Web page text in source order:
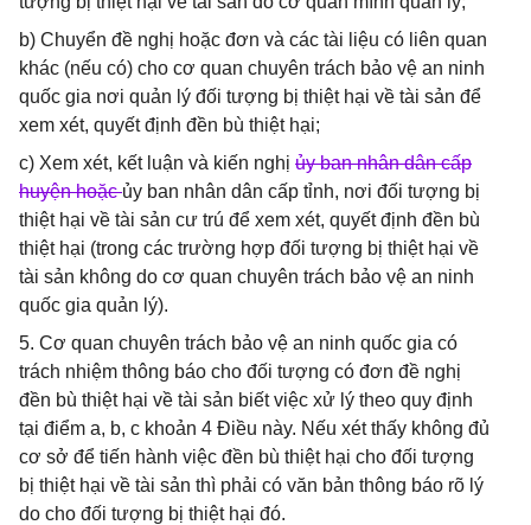
b) Chuyển đề nghị hoặc đơn và các tài liệu có liên quan
khác (nếu có) cho cơ quan chuyên trách bảo vệ an ninh
quốc gia nơi quản lý đối tượng bị thiệt hại về tài sản để
xem xét, quyết định đền bù thiệt hại;
c) Xem xét, kết luận và kiến nghị ủy ban nhân dân cấp
huyện hoặcủy ban nhân dân cấp tỉnh, nơi đối tượng bị
thiệt hại về tài sản cư trú để xem xét, quyết định đền bù
thiệt hại (trong các trường hợp đối tượng bị thiệt hại về
tài sản không do cơ quan chuyên trách bảo vệ an ninh
quốc gia quản lý).
5. Cơ quan chuyên trách bảo vệ an ninh quốc gia có
trách nhiệm thông báo cho đối tượng có đơn đề nghị
đền bù thiệt hại về tài sản biết việc xử lý theo quy định
tại điểm a, b, c khoản 4 Điều này. Nếu xét thấy không đủ
cơ sở để tiến hành việc đền bù thiệt hại cho đối tượng
bị thiệt hại về tài sản thì phải có văn bản thông báo rõ lý
do cho đối tượng bị thiệt hại đó.